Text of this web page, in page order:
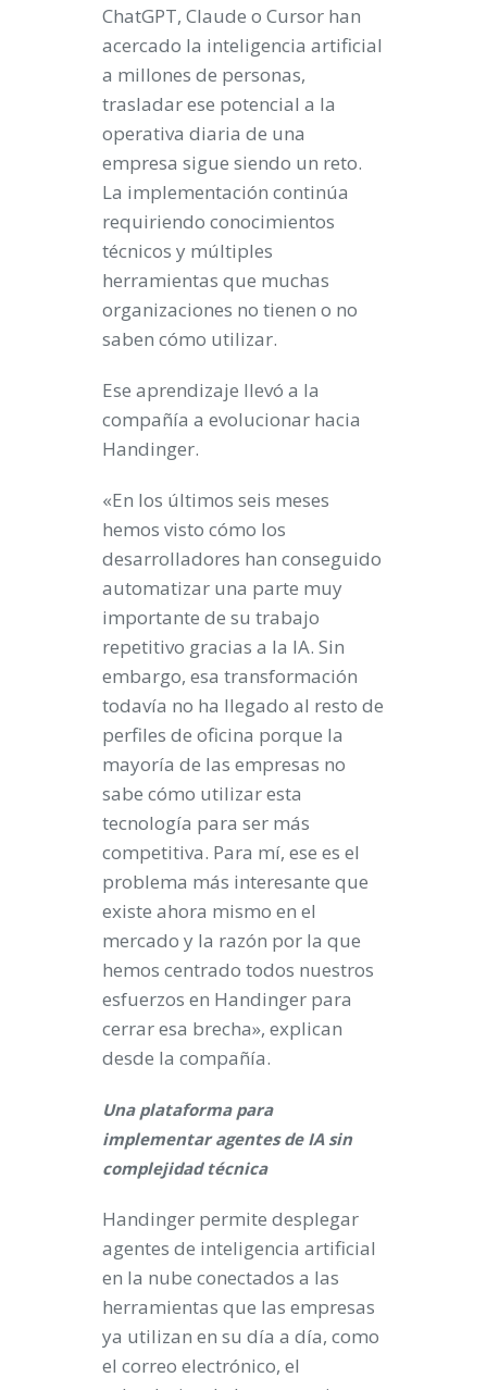
ChatGPT, Claude o Cursor han
acercado la inteligencia artificial
a millones de personas,
trasladar ese potencial a la
operativa diaria de una
empresa sigue siendo un reto.
La implementación continúa
requiriendo conocimientos
técnicos y múltiples
herramientas que muchas
organizaciones no tienen o no
saben cómo utilizar.
Ese aprendizaje llevó a la
compañía a evolucionar hacia
Handinger.
«En los últimos seis meses
hemos visto cómo los
desarrolladores han conseguido
automatizar una parte muy
importante de su trabajo
repetitivo gracias a la IA. Sin
embargo, esa transformación
todavía no ha llegado al resto de
perfiles de oficina porque la
mayoría de las empresas no
sabe cómo utilizar esta
tecnología para ser más
competitiva. Para mí, ese es el
problema más interesante que
existe ahora mismo en el
mercado y la razón por la que
hemos centrado todos nuestros
esfuerzos en Handinger para
cerrar esa brecha», explican
desde la compañía.
Una plataforma para
implementar agentes de IA sin
complejidad técnica
Handinger permite desplegar
agentes de inteligencia artificial
en la nube conectados a las
herramientas que las empresas
ya utilizan en su día a día, como
el correo electrónico, el